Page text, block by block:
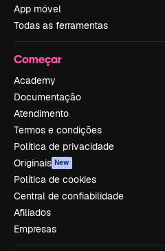
App móvel
Todas as ferramentas
Começar
Academy
Documentação
Atendimento
Termos e condições
Política de privacidade
Originais New
Política de cookies
Central de confiabilidade
Afiliados
Empresas